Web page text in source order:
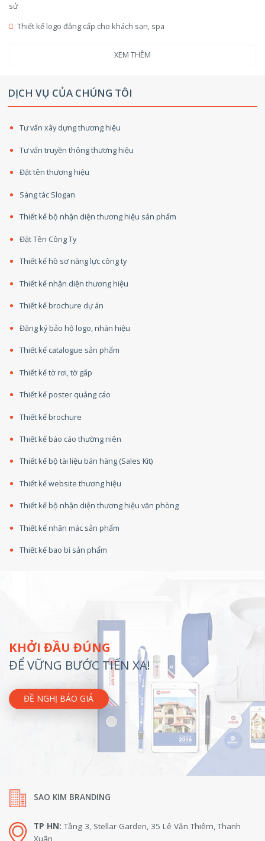
sử
Thiết kế logo đẳng cấp cho khách sạn, spa
XEM THÊM
DỊCH VỤ CỦA CHÚNG TÔI
Tư vấn xây dựng thương hiệu
Tư vấn truyền thông thương hiệu
Đặt tên thương hiệu
Sáng tác Slogan
Thiết kế bộ nhận diện thương hiệu sản phẩm
Đặt Tên Công Ty
Thiết kế hồ sơ năng lực công ty
Thiết kế nhận diện thương hiệu
Thiết kế brochure dự án
Đăng ký bảo hộ logo, nhãn hiệu
Thiết kế catalogue sản phẩm
Thiết kế tờ rơi, tờ gấp
Thiết kế poster quảng cáo
Thiết kế brochure
Thiết kế báo cáo thường niên
Thiết kế bộ tài liệu bán hàng (Sales Kit)
Thiết kế website thương hiệu
Thiết kế bộ nhận diện thương hiệu văn phòng
Thiết kế nhãn mác sản phẩm
Thiết kế bao bì sản phẩm
KHỞI ĐẦU ĐÚNG
ĐỂ VỮNG BƯỚC TIẾN XA!
ĐỀ NGHỊ BÁO GIÁ
SAO KIM BRANDING
TP HN: Tầng 3, Stellar Garden, 35 Lê Văn Thiêm, Thanh
Xuân